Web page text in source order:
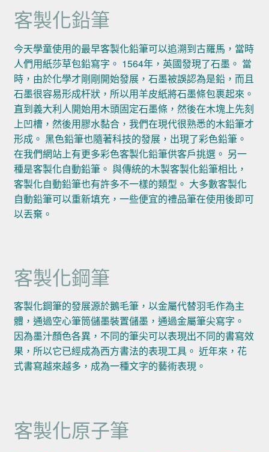
客製化鉛筆
今天學童使用的最早客製化鉛筆可以追溯到古羅馬，當時
人們用紙莎草包鉛寫字。 1564年，英國發現了石墨。 當
時，由於化學才剛剛開始發展，石墨被誤認為是鉛，而且
石墨很容易形成杆狀，所以用羊皮紙將石墨條包裹起來。
直到義大利人開始用木頭固定石墨條，然後在木塊上先刻
上凹槽，然後用膠水黏合，我們在現代很熟悉的木鉛筆才
形成。 黑色鉛筆也隨著科技的發展，出現了彩色鉛筆。
在我們網站上有更多彩色客製化鉛筆供客戶挑選。 另一
種是客製化自動鉛筆。 與傳統的木製客製化鉛筆相比，
客製化自動鉛筆也有許多不一樣的類型。 大多數客製化
自動鉛筆可以重新填充，一些便宜的禮品筆在使用後即可
以丟棄。
客製化鋼筆
客製化鋼筆的發展源於鵝毛筆，以金屬代替羽毛作為主
體，通過空心筆筒儲墨裝置儲墨，通過金屬筆尖寫字。
因為墨汁顏色各異，不同的筆尖可以表現出不同的書寫效
果，所以它已經成為西方書法的表現工具。 近年來，花
式書寫越來越多，成為一種文字的藝術表現。
客製化原子筆